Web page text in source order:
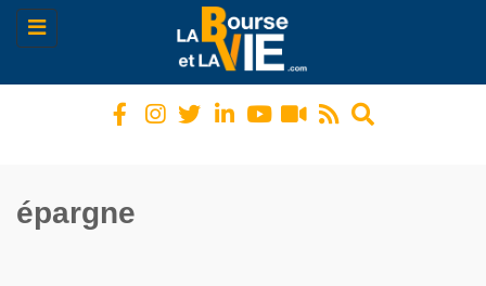
Toggle
navigation
épargne